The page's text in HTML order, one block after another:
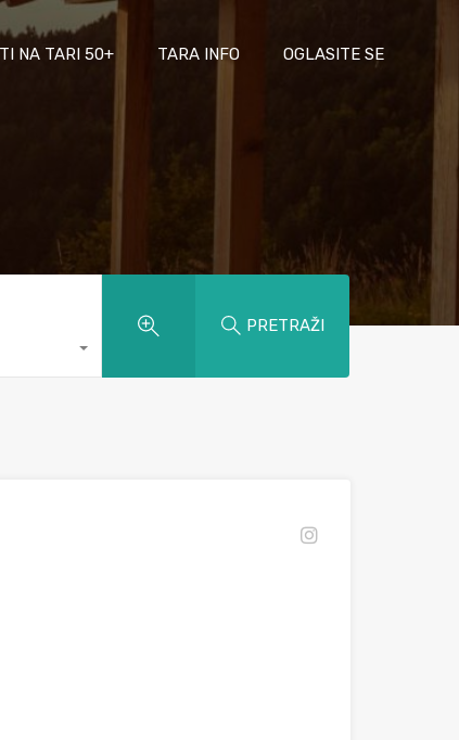
NA TARI 50+ TARA INFO OGLASITE SE
PRETRAŽI